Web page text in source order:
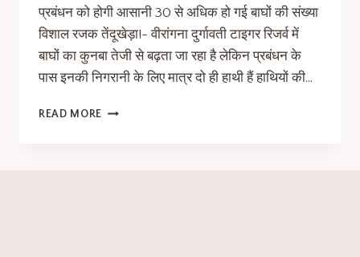
प्रबंधन को होगी आसानी 30 से अधिक हो गई बाघों की संख्या
विशाल रजक तेंदूखेड़ा!- वीरांगना दुर्गावती टाइगर रिजर्व में
बाघों का कुनबा तेजी से बढ़ता जा रहा है लेकिन प्रबंधन के
पास इनकी निगरानी के लिए मात्र दो ही हाथी हैं हाथियों की…
READ MORE